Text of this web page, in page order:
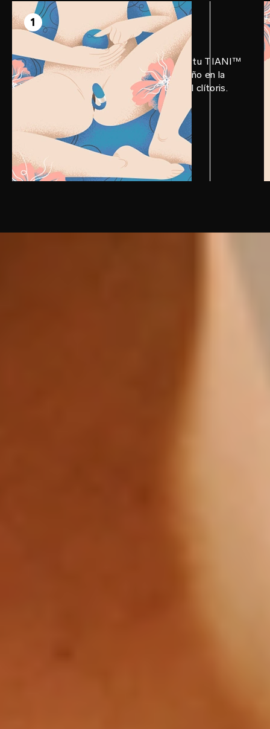
1
PASO 1
Prepárate
Aplica LELO Personal Moisturizer a tu TIANI™
DUO. Luego, inserta el brazo pequeño en la
vagina y coloca el grande encima del clítoris.